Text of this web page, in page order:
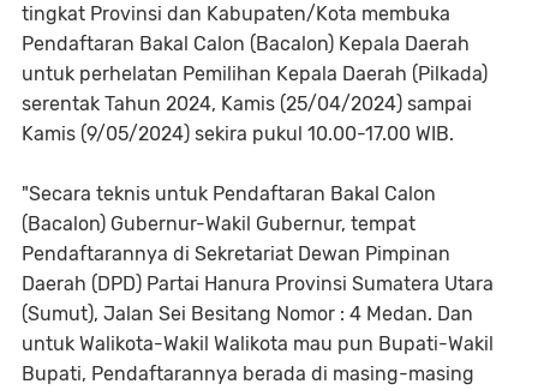
tingkat Provinsi dan Kabupaten/Kota membuka
Pendaftaran Bakal Calon (Bacalon) Kepala Daerah
untuk perhelatan Pemilihan Kepala Daerah (Pilkada)
serentak Tahun 2024, Kamis (25/04/2024) sampai
Kamis (9/05/2024) sekira pukul 10.00-17.00 WIB.
"Secara teknis untuk Pendaftaran Bakal Calon
(Bacalon) Gubernur-Wakil Gubernur, tempat
Pendaftarannya di Sekretariat Dewan Pimpinan
Daerah (DPD) Partai Hanura Provinsi Sumatera Utara
(Sumut), Jalan Sei Besitang Nomor : 4 Medan. Dan
untuk Walikota-Wakil Walikota mau pun Bupati-Wakil
Bupati, Pendaftarannya berada di masing-masing